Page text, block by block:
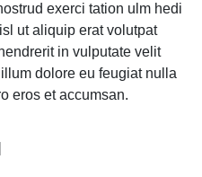
exerci tation ulm hedi
ut aliquip erat volutpat
in vulputate velit
dolore eu feugiat nulla
eros et accumsan.